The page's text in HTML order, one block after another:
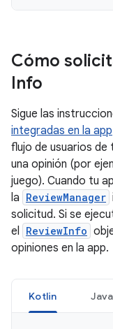
Cómo
Info
Sigue las
integradas en la app
flujo de usuarios de
una opinión (por
juego). Cuando tu
la ReviewManager
solicitud. Si se
el ReviewInfo
opiniones en la app.
Kotlin Java